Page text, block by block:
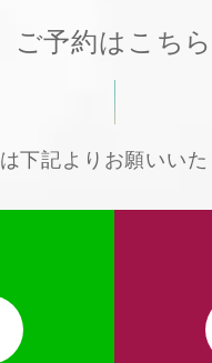
ご予約はこちら
下記よりお願いいた